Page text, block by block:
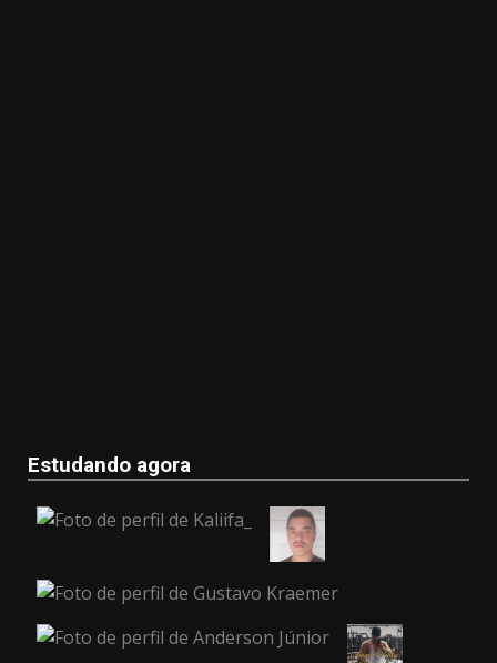
Estudando agora